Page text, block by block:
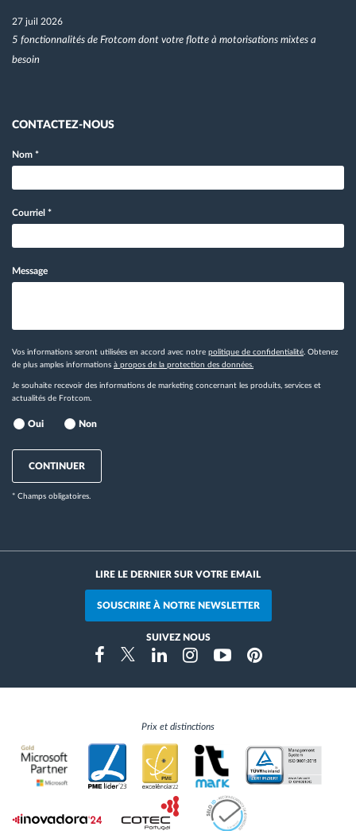
27 juil 2026
5 fonctionnalités de Frotcom dont votre flotte à motorisations mixtes a
besoin
CONTACTEZ-NOUS
Nom *
Courriel *
Message
Vos informations seront utilisées en accord avec notre politique de confidentialité . Obtenez
de plus amples informations à propos de la protection des données.
Je souhaite recevoir des informations de marketing concernant les produits, services et
actualités de Frotcom.
Oui Non
CONTINUER
* Champs obligatoires.
LIRE LE DERNIER SUR VOTRE EMAIL
SOUSCRIRE À NOTRE NEWSLETTER
SUIVEZ NOUS
FacebookTwitterLinkedinInstragramYoutubePinterest
Prix et distinctions